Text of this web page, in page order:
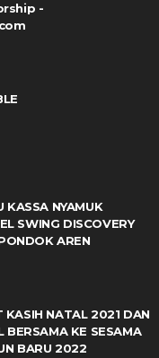
-
KASSA NYAMUK
SWING DISCOVERY
AREN
KASIH NATAL 2021 DAN
BERSAMA KE SESAMA
BARU 2022